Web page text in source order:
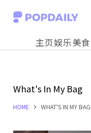
S
o
c
主页娱乐美食
What's In My Bag
HOME WHAT'S IN MY BAG